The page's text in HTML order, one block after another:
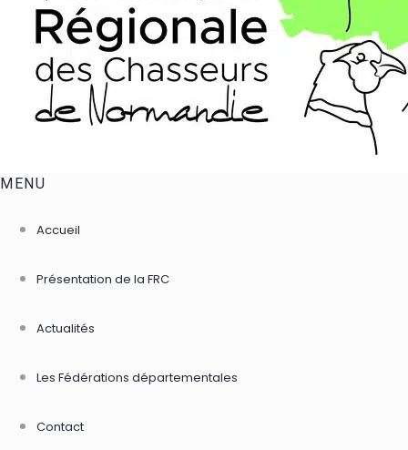
MENU
Accueil
Présentation de la FRC
Actualités
Les Fédérations départementales
Contact